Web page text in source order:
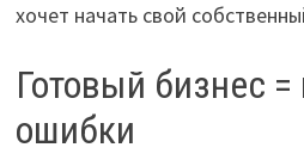
хочет начать свой
Готовый бизнес
ошибки